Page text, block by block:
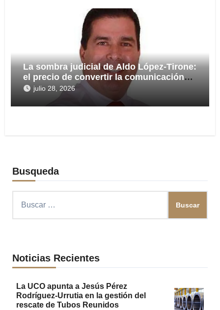
La sombra judicial de Aldo López-Tirone:
el precio de convertir la comunicación
en arma
julio 28, 2026
Busqueda
Noticias Recientes
La UCO apunta a Jesús Pérez
Rodríguez-Urrutia en la gestión del
rescate de Tubos Reunidos